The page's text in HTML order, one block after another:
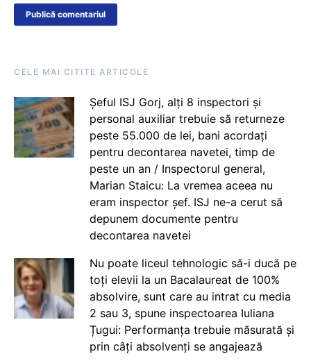
CELE MAI CITITE ARTICOLE
Șeful ISJ Gorj, alți 8 inspectori și
personal auxiliar trebuie să returneze
peste 55.000 de lei, bani acordați
pentru decontarea navetei, timp de
peste un an / Inspectorul general,
Marian Staicu: La vremea aceea nu
eram inspector șef. ISJ ne-a cerut să
depunem documente pentru
decontarea navetei
Nu poate liceul tehnologic să-i ducă pe
toți elevii la un Bacalaureat de 100%
absolvire, sunt care au intrat cu media
2 sau 3, spune inspectoarea Iuliana
Țugui: Performanța trebuie măsurată și
prin câți absolvenți se angajează